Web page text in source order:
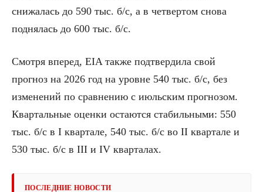
снижалась до 590 тыс. б/с, а в четвертом снова
поднялась до 600 тыс. б/с.
Смотря вперед, EIA также подтвердила свой
прогноз на 2026 год на уровне 540 тыс. б/с, без
изменений по сравнению с июльским прогнозом.
Квартальные оценки остаются стабильными: 550
тыс. б/с в I квартале, 540 тыс. б/с во II квартале и
530 тыс. б/с в III и IV кварталах.
ПОСЛЕДНИЕ НОВОСТИ